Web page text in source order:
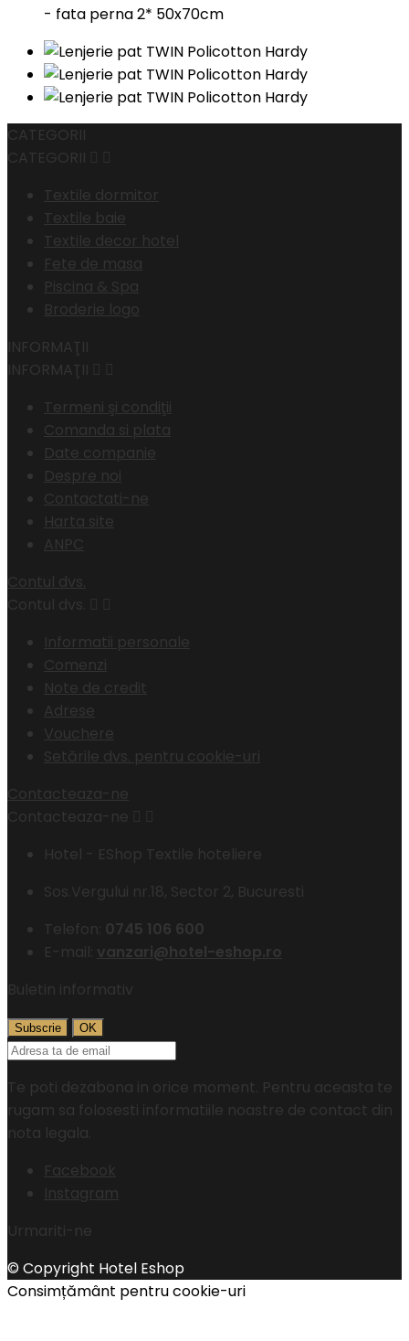
- fata perna 2* 50x70cm
CATEGORII
CATEGORII
Textile dormitor
Textile baie
Textile decor hotel
Fete de masa
Piscina & Spa
Broderie logo
INFORMAŢII
INFORMAŢII
Termeni şi condiţii
Comanda si plata
Date companie
Despre noi
Contactati-ne
Harta site
ANPC
Contul dvs.
Contul dvs.
Informatii personale
Comenzi
Note de credit
Adrese
Vouchere
Setările dvs. pentru cookie-uri
Contacteaza-ne
Contacteaza-ne
Hotel - EShop Textile hoteliere
Sos.Vergului nr.18, Sector 2, Bucuresti
Telefon: 0745 106 600
E-mail: vanzari@hotel-eshop.ro
Buletin informativ
Te poti dezabona in orice moment. Pentru aceasta te
rugam sa folosesti informatiile noastre de contact din
nota legala.
Facebook
Instagram
Urmariti-ne
© Copyright Hotel Eshop
Consimțământ pentru cookie-uri